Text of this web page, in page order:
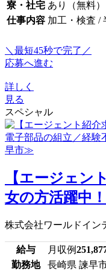
寮・社宅 あり（無料）
仕事内容 加工・検査 /
＼最短45秒で完了／
応募へ進む
詳しく
見る
スペシャル
【エージェン
女の方活躍中
株式会社ワールドイン
給与 月収例
勤務地
長崎県 諫早